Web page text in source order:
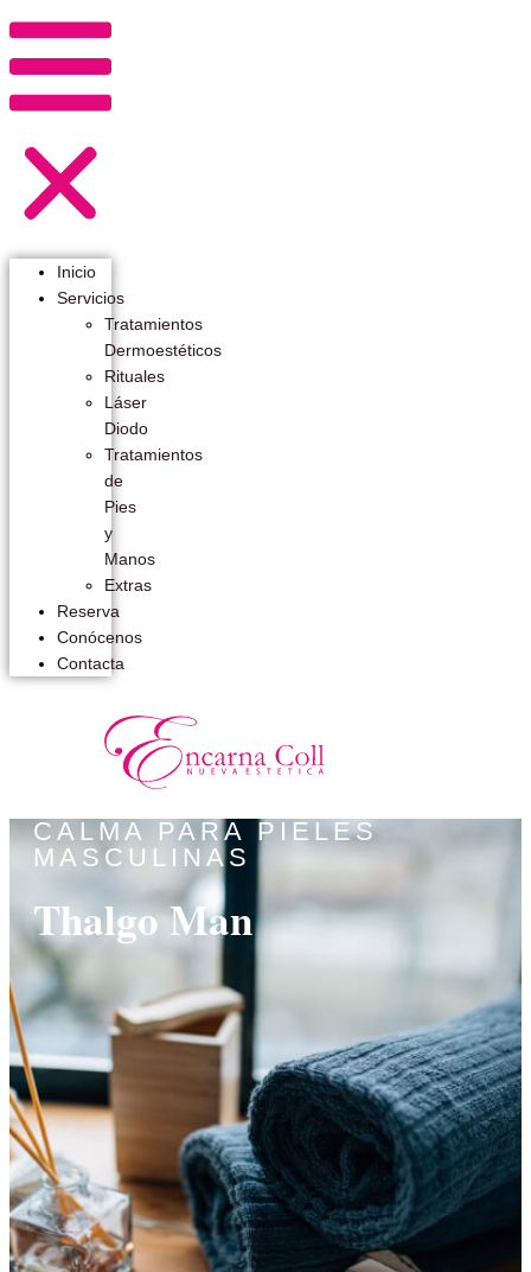
Inicio
Servicios
Tratamientos
Dermoestéticos
Rituales
Láser
Diodo
Tratamientos
de
Pies
y
Manos
Extras
Reserva
Conócenos
Contacta
CALMA PARA PIELES
MASCULINAS
Thalgo Man